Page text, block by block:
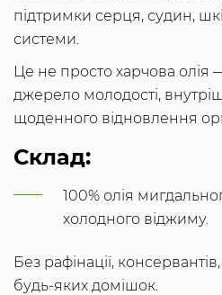
підтримки серця, судин,
системи.
Це не просто харчова
джерело молодості,
щоденного відновлення
Склад:
100% олія
холодного віджиму.
Без рафінації,
будь-яких домішок.